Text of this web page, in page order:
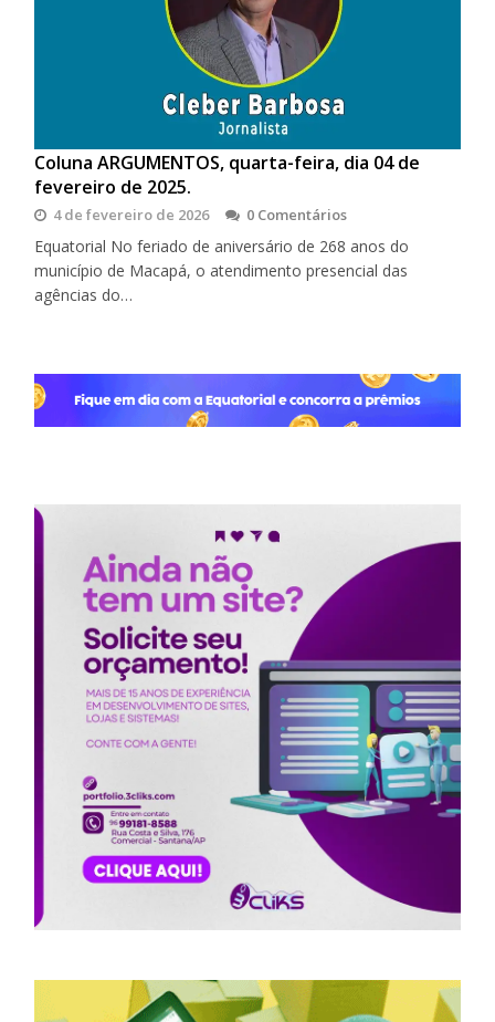
Coluna ARGUMENTOS, quarta-feira, dia 04 de
fevereiro de 2025.
4 de fevereiro de 2026 0 Comentários
Equatorial No feriado de aniversário de 268 anos do
município de Macapá, o atendimento presencial das
agências do…